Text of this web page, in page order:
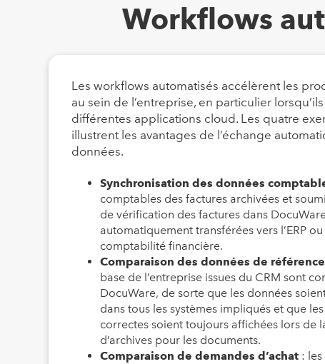
Workflows
Les workflows automatisés accélèrent les
au sein de l’entreprise, en particulier
différentes applications cloud. Les quatre
illustrent les avantages de l’échange
données.
Synchronisation des données
comptables des factures archivées et
de vérification des factures dans
automatiquement transférées vers l’ERP
comptabilité financière.
Comparaison des données de référence
base de l’entreprise issues du CRM sont
DocuWare, de sorte que les données
dans tous les systèmes impliqués et que
correctes soient toujours affichées lors de
d’archives pour les documents.
Comparaison de demandes d’achat :